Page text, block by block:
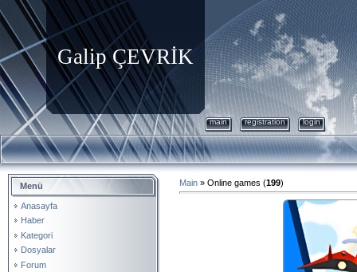
Galip ÇEVRİK
main registration login
Menü
Anasayfa
Haber
Kategori
Dosyalar
Forum
Main » Online games (199)